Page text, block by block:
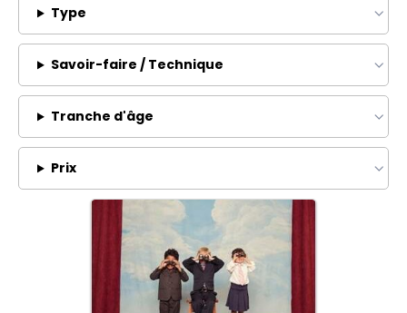
Type
Savoir-faire / Technique
Tranche d'âge
Prix